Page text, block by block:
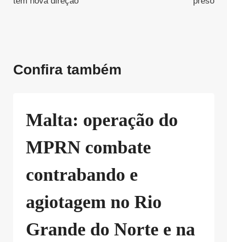
Confira também
Malta: operação do
MPRN combate
contrabando e
agiotagem no Rio
Grande do Norte e na